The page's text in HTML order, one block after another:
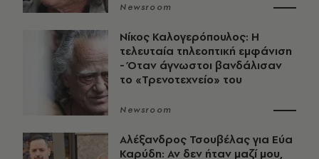
Newsroom
Νίκος Καλογερόπουλος: Η
τελευταία τηλεοπτική εμφάνιση
- Όταν άγνωστοι βανδάλισαν
το «Τρενοτεχνείο» του
Newsroom
Αλέξανδρος Τσουβέλας για Εύα
Καρύδη: Αν δεν ήταν μαζί μου,